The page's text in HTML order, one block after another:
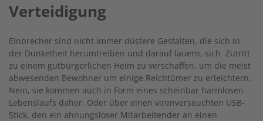
Verteidigung
Einbrecher sind nicht immer düstere Gestalten, die sich in
der Dunkelheit herumtreiben und darauf lauern, sich Zutritt
zu einem gutbürgerlichen Heim zu verschaffen, um die meist
abwesenden Bewohner um einige Reichtümer zu erleichtern.
Nein, sie kommen auch in Form eines scheinbar harmlosen
Lebenslaufs daher. Oder über einen virenverseuchten USB-
Stick, den ein ahnungsloser Mitarbeitender an einen